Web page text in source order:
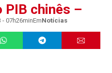
PIB chinês –
- 07h26minEmNotícias